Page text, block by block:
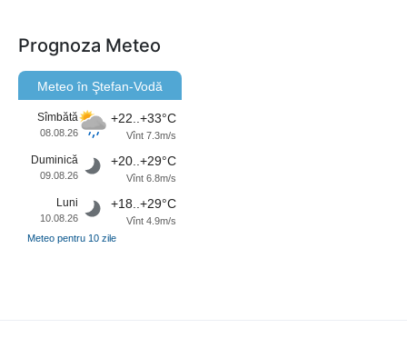
Prognoza Meteo
Meteo în Ştefan-Vodă
Sîmbătă
08.08.26
+22..+33°C
Vînt 7.3m/s
Duminică
09.08.26
+20..+29°C
Vînt 6.8m/s
Luni
10.08.26
+18..+29°C
Vînt 4.9m/s
Meteo pentru 10 zile